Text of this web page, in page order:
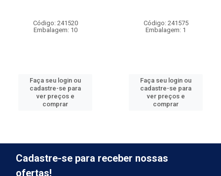
Código: 241520
Embalagem: 10
Faça seu login ou
cadastre-se para
ver preços e
comprar
Código: 241575
Embalagem: 1
Faça seu login ou
cadastre-se para
ver preços e
comprar
Cadastre-se para receber nossas
ofertas!